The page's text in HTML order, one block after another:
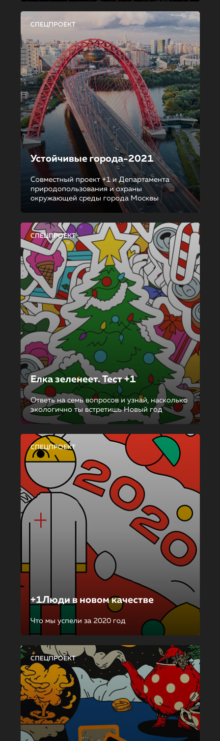
СПЕЦПРОЕКТ
Устойчивые города-2021
Совместный проект +1 и Департамента
природопользования и охраны
окружающей среды города Москвы
СПЕЦПРОЕКТ
Елка зеленеет. Тест +1
Ответь на семь вопросов и узнай, насколько
экологично ты встретишь Новый год
СПЕЦПРОЕКТ
+1Люди в новом качестве
Что мы успели за 2020 год
СПЕЦПРОЕКТ